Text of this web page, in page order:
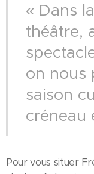
« Dans
théâtre,
on nous
saison
créneau
Pour vous situer